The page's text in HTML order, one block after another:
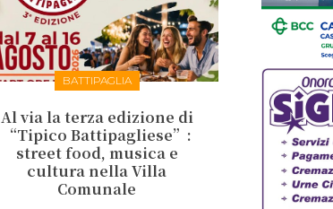
BATTIPAGLIA
Al via la terza edizione di
“Tipico Battipagliese”:
street food, musica e
cultura nella Villa
Comunale